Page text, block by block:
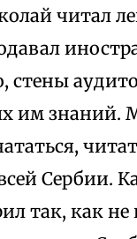
читал
стены
им знаний.
Сербии.
так, как не